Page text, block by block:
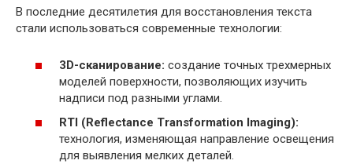
В последние десятилетия для восстановления текста
стали использоваться современные технологии:
3D-сканирование: создание точных трехмерных
моделей поверхности, позволяющих изучить
надписи под разными углами.
RTI (Reflectance Transformation Imaging):
технология, изменяющая направление освещения
для выявления мелких деталей.